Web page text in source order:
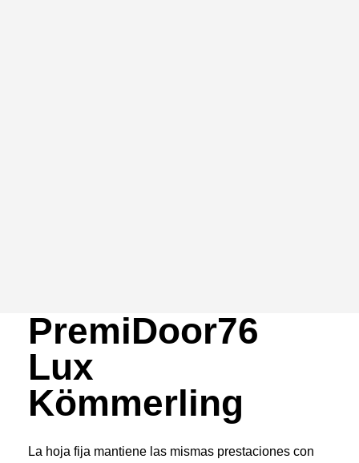
PremiDoor76
Lux
Kömmerling
La hoja fija mantiene las mismas prestaciones con